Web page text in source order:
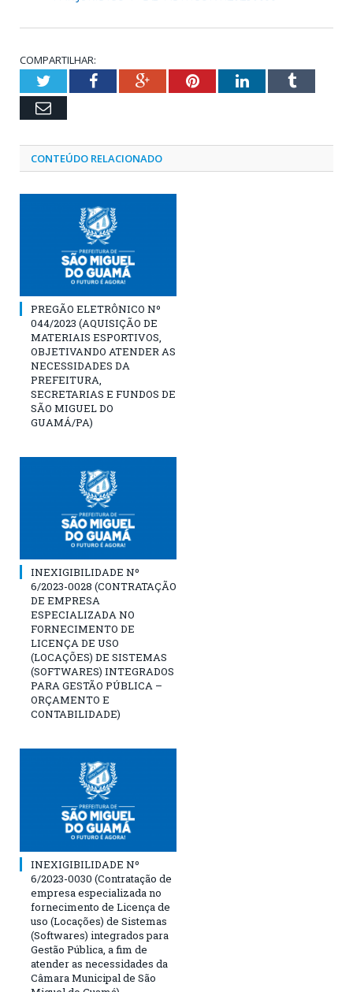
COMPARTILHAR:
TwitterFacebookGoogle+PinterestLinkedInTumblr
Email
CONTEÚDO RELACIONADO
PREGÃO ELETRÔNICO Nº
044/2023 (AQUISIÇÃO DE
MATERIAIS ESPORTIVOS,
OBJETIVANDO ATENDER AS
NECESSIDADES DA
PREFEITURA,
SECRETARIAS E FUNDOS DE
SÃO MIGUEL DO
GUAMÁ/PA)
INEXIGIBILIDADE Nº
6/2023-0028 (CONTRATAÇÃO
DE EMPRESA
ESPECIALIZADA NO
FORNECIMENTO DE
LICENÇA DE USO
(LOCAÇÕES) DE SISTEMAS
(SOFTWARES) INTEGRADOS
PARA GESTÃO PÚBLICA –
ORÇAMENTO E
CONTABILIDADE)
INEXIGIBILIDADE Nº
6/2023-0030 (Contratação de
empresa especializada no
fornecimento de Licença de
uso (Locações) de Sistemas
(Softwares) integrados para
Gestão Pública, a fim de
atender as necessidades da
Câmara Municipal de São